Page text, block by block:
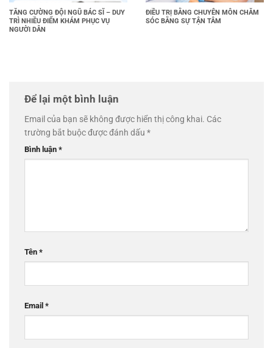
TĂNG CƯỜNG ĐỘI NGŨ BÁC SĨ – DUY
TRÌ NHIỀU ĐIỂM KHÁM PHỤC VỤ
NGƯỜI DÂN
ĐIỀU TRỊ BẰNG CHUYÊN MÔN CHĂM
SÓC BẰNG SỰ TẬN TÂM
Để lại một bình luận
Email của bạn sẽ không được hiển thị công khai. Các
trường bắt buộc được đánh dấu *
Bình luận *
Tên *
Email *